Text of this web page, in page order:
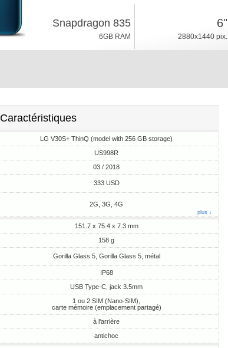
Snapdragon 835
6GB RAM
6"
2880x1440 pix.
Caractéristiques
LG V30S+ ThinQ (model with 256 GB storage)
US998R
03 / 2018
333 USD
2G, 3G, 4G
plus ↓
151.7 x 75.4 x 7.3 mm
158 g
Gorilla Glass 5, Gorilla Glass 5, métal
IP68
USB Type-C, jack 3.5mm
1 ou 2 SIM (Nano-SIM),
carte mémoire (emplacement partagé)
à l'arrière
antichoc